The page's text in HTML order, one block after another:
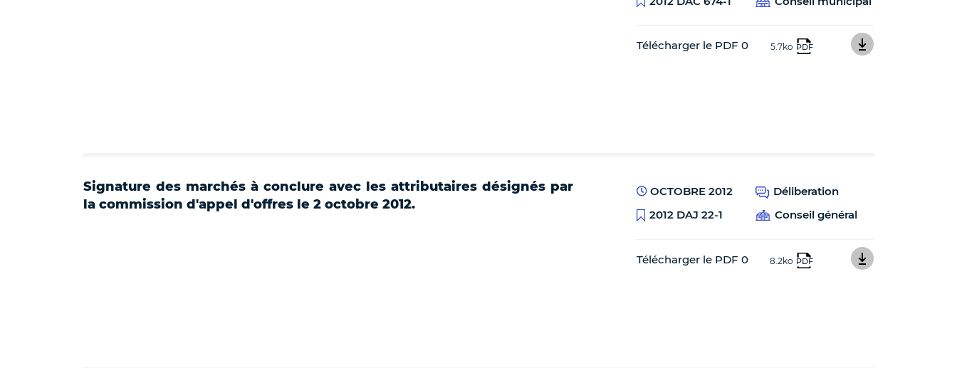
Télécharger le PDF 0 5.7ko PDF
Signature des marchés à conclure avec les attributaires désignés par
la commission d'appel d'offres le 2 octobre 2012.
OCTOBRE 2012
Déliberation
2012 DAJ 22-1
Conseil général
Télécharger le PDF 0 8.2ko PDF